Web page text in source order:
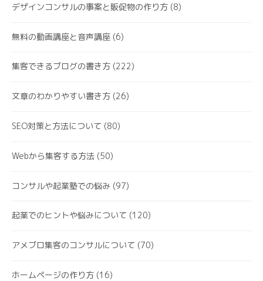
デザインコンサルの事案と販促物の作り方 (8)
無料の動画講座と音声講座 (6)
集客できるブログの書き方 (222)
文章のわかりやすい書き方 (26)
SEO対策と方法について (80)
Webから集客する方法 (50)
コンサルや起業塾での悩み (97)
起業でのヒントや悩みについて (120)
アメブロ集客のコンサルについて (70)
ホームページの作り方 (16)